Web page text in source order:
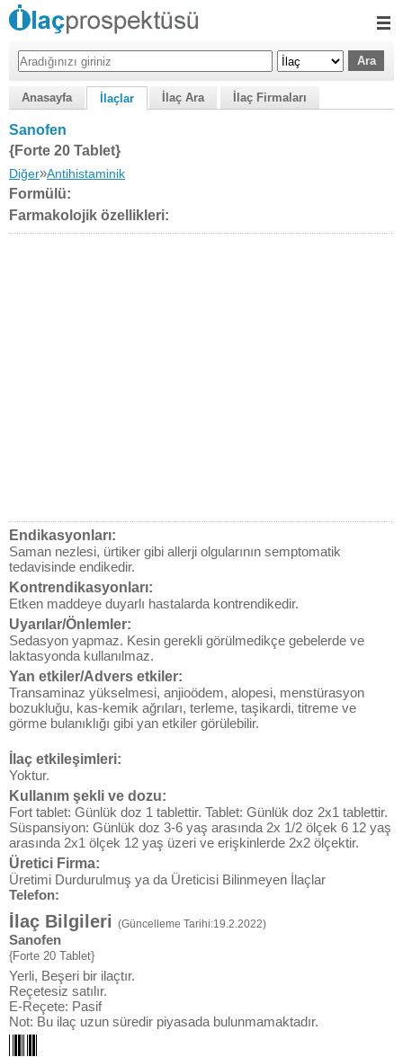
Anasayfa İlaçlar İlaç Ara İlaç Firmaları
Sanofen
{Forte 20 Tablet}
Diğer»Antihistaminik
Formülü:
Farmakolojik özellikleri:
Endikasyonları:
Saman nezlesi, ürtiker gibi allerji olgularının semptomatik
tedavisinde endikedir.
Kontrendikasyonları:
Etken maddeye duyarlı hastalarda kontrendikedir.
Uyarılar/Önlemler:
Sedasyon yapmaz. Kesin gerekli görülmedikçe gebelerde ve
laktasyonda kullanılmaz.
Yan etkiler/Advers etkiler:
Transaminaz yükselmesi, anjioödem, alopesi, menstürasyon
bozukluğu, kas-kemik ağrıları, terleme, taşikardi, titreme ve
görme bulanıklığı gibi yan etkiler görülebilir.
İlaç etkileşimleri:
Yoktur.
Kullanım şekli ve dozu:
Fort tablet: Günlük doz 1 tablettir. Tablet: Günlük doz 2x1 tablettir.
Süspansiyon: Günlük doz 3-6 yaş arasında 2x 1/2 ölçek 6 12 yaş
arasında 2x1 ölçek 12 yaş üzeri ve erişkinlerde 2x2 ölçektir.
Üretici Firma:
Üretimi Durdurulmuş ya da Üreticisi Bilinmeyen İlaçlar
Telefon:
İlaç Bilgileri (Güncelleme Tarihi:19.2.2022)
Sanofen
{Forte 20 Tablet}
Yerli, Beşeri bir ilaçtır.
Reçetesiz satılır.
E-Reçete: Pasif
Not: Bu ilaç uzun süredir piyasada bulunmamaktadır.